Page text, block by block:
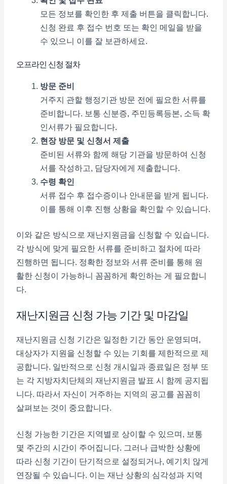
모든 정보를 확인한 후 제출 버튼을 클릭합니다.
신청 완료 후 접수 번호 또는 확인 메일을 받을
수 있으니 이를 잘 보관하세요.
오프라인 신청 절차
방문 준비
거주지 관할 행정기관 방문 전에 필요한 서류를
준비합니다. 보통 신분증, 주민등록등본, 소득 확
인서류가 필요합니다.
현장 방문 및 신청서 제출
준비된 서류와 함께 해당 기관을 방문하여 신청
서를 작성하고, 담당자에게 제출합니다.
수령 확인
서류 접수 후 접수증이나 안내문을 받게 됩니다.
이를 통해 이후 진행 상황을 확인할 수 있습니다.
이와 같은 방식으로 재난지원금을 신청할 수 있습니다.
각 방식에 맞게 필요한 서류를 준비하고 절차에 따라
진행하면 됩니다. 정확한 정보와 서류 준비를 통해 원
활한 신청이 가능하니 꼼꼼하게 확인하는 게 필요합니
다.
재난지원금 신청 가능 기간 및 마감일
재난지원금 신청 기간은 일정한 기간 동안 운영되며,
대상자가 지원을 신청할 수 있는 기회를 제한적으로 제
공합니다. 일반적으로 신청 개시일과 종료일은 정부 또
는 각 지방자치단체의 재난지원금 발표 시 함께 공지됩
니다. 따라서 자신이 거주하는 지역의 공고를 꼼꼼히
살펴보는 것이 중요합니다.
신청 가능한 기간은 지역별로 상이할 수 있으며, 보통
몇 주간의 시간이 주어집니다. 그러나 급박한 상황에
따라 신청 기간이 단기적으로 설정되거나, 예기치 않게
연장될 수 있습니다. 이는 재난 상황의 심각성과 지역